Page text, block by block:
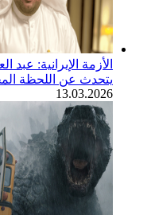
الأزمة الإيرانية:
يتحدث عن اللحظة
13.03.2026